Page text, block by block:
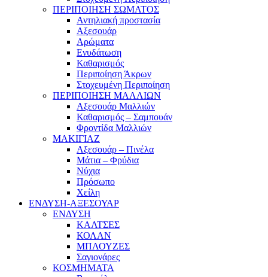
ΠΕΡΙΠΟΙΗΣΗ ΣΩΜΑΤΟΣ
Αντηλιακή προστασία
Αξεσουάρ
Αρώματα
Ενυδάτωση
Καθαρισμός
Περιποίηση Άκρων
Στοχευμένη Περιποίηση
ΠΕΡΙΠΟΙΗΣΗ ΜΑΛΛΙΩΝ
Αξεσουάρ Μαλλιών
Καθαρισμός – Σαμπουάν
Φροντίδα Μαλλιών
ΜΑΚΙΓΙΑΖ
Αξεσουάρ – Πινέλα
Μάτια – Φρύδια
Νύχια
Πρόσωπο
Χείλη
ΕΝΔΥΣΗ-ΑΞΕΣΟΥΑΡ
ΕΝΔΥΣΗ
ΚΑΛΤΣΕΣ
ΚΟΛΑΝ
ΜΠΛΟΥΖΕΣ
Σαγιονάρες
ΚΟΣΜΗΜΑΤΑ